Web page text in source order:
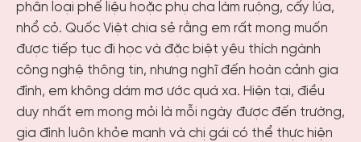
phân loại phế liệu hoặc phụ cha làm ruộng, cấy lúa,
nhổ cỏ. Quốc Việt chia sẻ rằng em rất mong muốn
được tiếp tục đi học và đặc biệt yêu thích ngành
công nghệ thông tin, nhưng nghĩ đến hoàn cảnh gia
đình, em không dám mơ ước quá xa. Hiện tại, điều
duy nhất em mong mỏi là mỗi ngày được đến trường,
gia đình luôn khỏe mạnh và chị gái có thể thực hiện